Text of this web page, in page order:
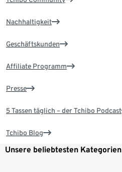
Nachhaltigkeit
Geschäftskunden
Affiliate Programm
Presse
5 Tassen täglich – der Tchibo Podcast
Tchibo Blog
Unsere beliebtesten Kategorien